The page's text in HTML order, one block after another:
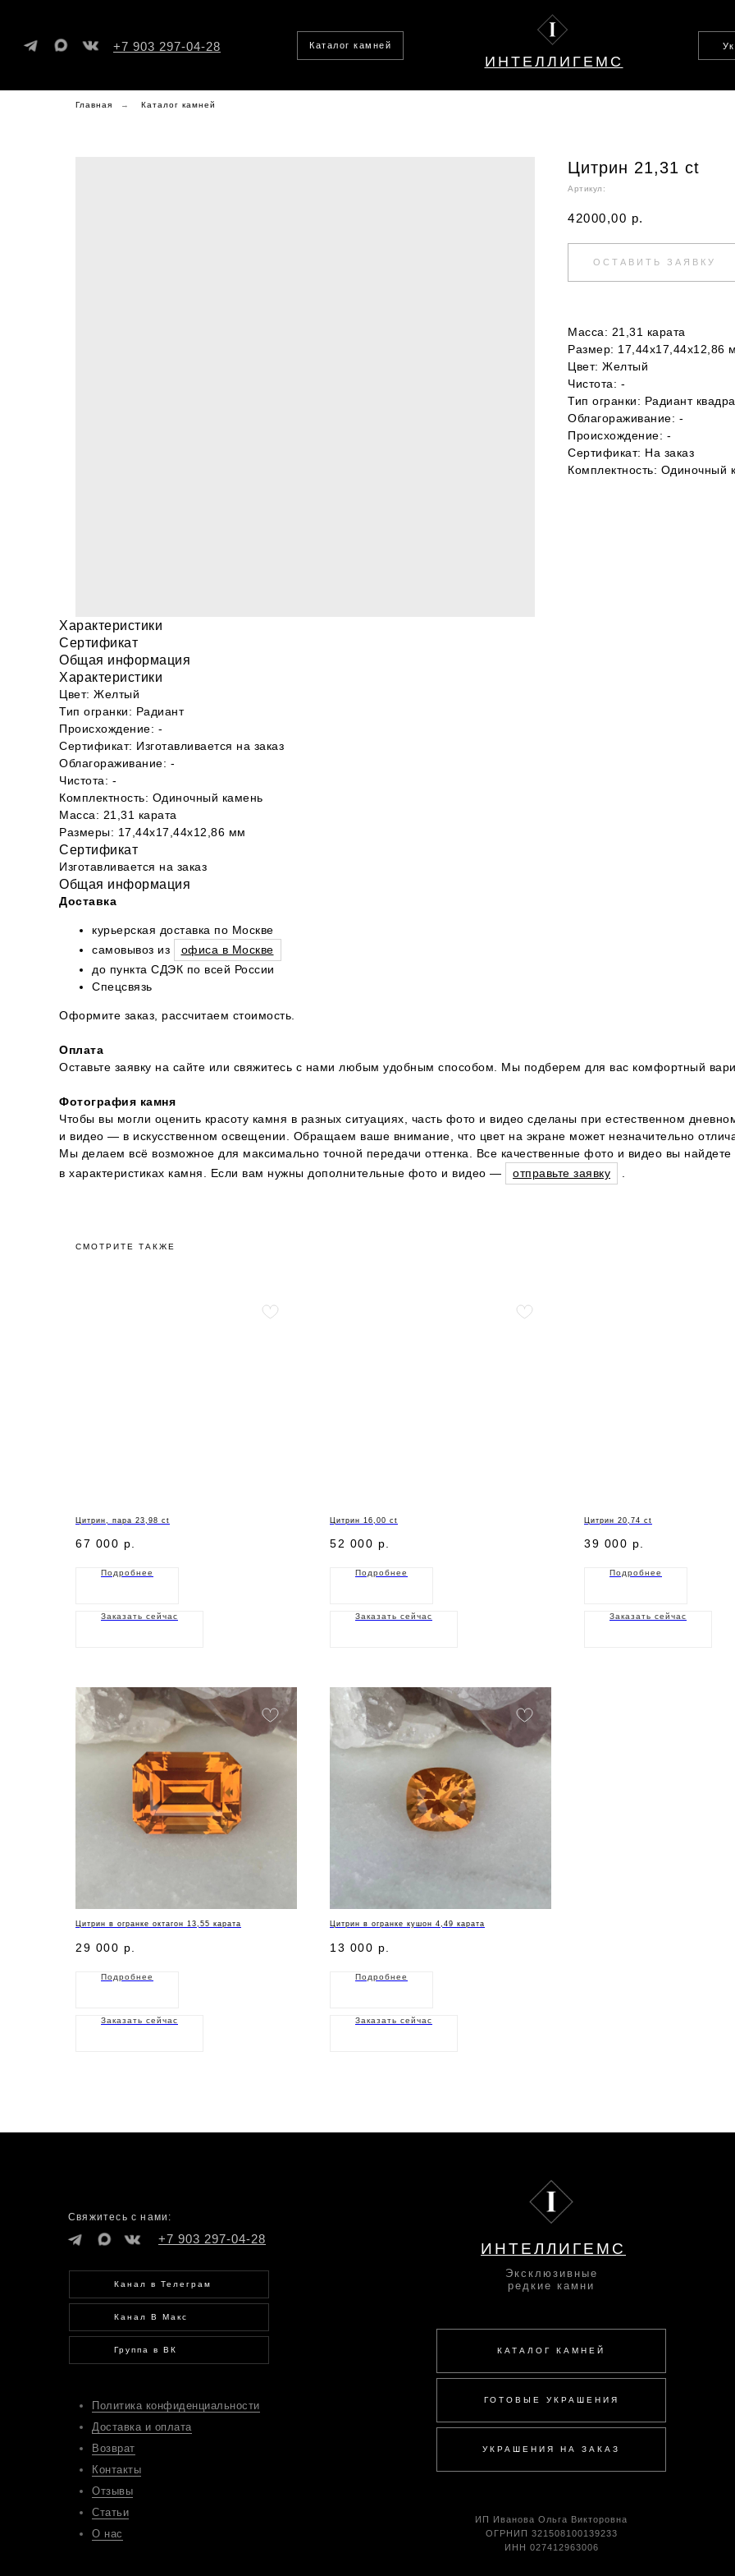
ИНТЕЛЛИГЕМС
Каталог камней
+7 903 297-04-28
Главная → Каталог камней
Цитрин 21,31 ct
Артикул:
42000,00 р.
ОСТАВИТЬ ЗАЯВКУ
Масса: 21,31 карата
Размер: 17,44х17,44х12,86
Цвет: Желтый
Чистота: -
Тип огранки: Радиант
Облагораживание: -
Происхождение: -
Сертификат: На заказ
Комплектность: Одиночный
Характеристики
Сертификат
Общая информация
Характеристики
Цвет: Желтый
Тип огранки: Радиант
Происхождение: -
Сертификат: Изготавливается на заказ
Облагораживание: -
Чистота: -
Комплектность: Одиночный камень
Масса: 21,31 карата
Размеры: 17,44х17,44х12,86 мм
Сертификат
Изготавливается на заказ
Общая информация
Доставка
курьерская доставка по Москве
самовывоз из
офиса в Москве
до пункта СДЭК по всей России
Спецсвязь
Оформите заказ, рассчитаем стоимость.
Оплата
Оставьте заявку на сайте или свяжитесь с нами любым удобным способом. Мы подберем для вас комфортный
Фотография камня
Чтобы вы могли оценить красоту камня в разных ситуациях, часть фото и видео сделаны при естественном
и видео — в искусственном освещении. Обращаем ваше внимание, что цвет на экране может незначительно
Мы делаем всё возможное для максимально точной передачи оттенка. Все качественные фото и видео вы
в характеристиках камня. Если вам нужны дополнительные фото и видео —
отправьте заявку
СМОТРИТЕ ТАКЖЕ
Цитрин, пара 23,98 ct
67 000 р.
Подробнее
Заказать сейчас
Цитрин 16,00 ct
52 000 р.
Подробнее
Заказать сейчас
Цитрин 20,74 ct
39 000 р.
Подробнее
Заказать сейчас
Цитрин в огранке октагон 13,55 карата
29 000 р.
Подробнее
Заказать сейчас
Цитрин в огранке кушон 4,49 карата
13 000 р.
Подробнее
Заказать сейчас
КАТАЛОГ КАМНЕЙ
УКРАШЕНИЯ НА ЗАКАЗ
ГОТОВЫЕ УКРАШЕНИЯ
Эксклюзивные
редкие камни
ИНТЕЛЛИГЕМС
Политика конфиденциальности
Доставка и оплата
Возврат
Контакты
Отзывы
Статьи
О нас
+7 903 297-04-28
Канал В Макс
Группа в ВК
Канал в Телеграм
Свяжитесь с нами:
ИП Иванова Ольга Викторовна
ОГРНИП 321508100139233
ИНН 027412963006